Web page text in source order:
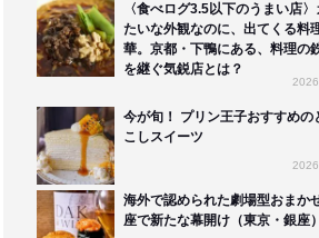
〈食べログ3.5以下のうまい店
たいな外観なのに、出てくる料
華。京都・下鴨にある、料理の
を継ぐ気鋭店とは？
今が旬！ プリン王子おすすめの
こしスイーツ
海外で認められた劇場型おまか
座で新たな幕開け（東京・銀座）